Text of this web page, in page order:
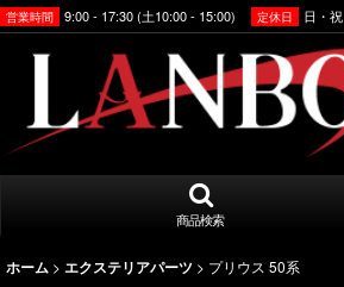
営業時間 9:00 - 17:30 (土10:00 - 15:00) 定休日 日・祝
商品検索
ホーム > エクステリアパーツ > プリウス 50系